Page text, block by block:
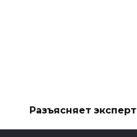
Разъясняет эксперт